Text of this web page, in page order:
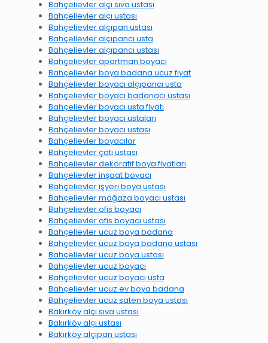
Bahçelievler alçı sıva ustası
Bahçelievler alçı ustası
Bahçelievler alçıpan ustası
Bahçelievler alçıpancı usta
Bahçelievler alçıpancı ustası
Bahçelievler apartman boyacı
Bahçelievler boya badana ucuz fiyat
Bahçelievler boyacı alçıpancı usta
Bahçelievler boyacı badanacı ustası
Bahçelievler boyacı usta fiyatı
Bahçelievler boyacı ustaları
Bahçelievler boyacı ustası
Bahçelievler boyacılar
Bahçelievler çatı ustası
Bahçelievler dekoratif boya fiyatları
Bahçelievler inşaat boyacı
Bahçelievler işyeri boya ustası
Bahçelievler mağaza boyacı ustası
Bahçelievler ofis boyacı
Bahçelievler ofis boyacı ustası
Bahçelievler ucuz boya badana
Bahçelievler ucuz boya badana ustası
Bahçelievler ucuz boya ustası
Bahçelievler ucuz boyacı
Bahçelievler ucuz boyacı usta
Bahçelievler ucuz ev boya badana
Bahçelievler ucuz saten boya ustası
Bakırköy alçı sıva ustası
Bakırköy alçı ustası
Bakırköy alçıpan ustası